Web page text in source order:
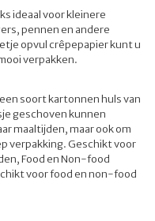
ideaal voor kleinere
pennen en andere
opvul crêpepapier kunt u
verpakken.
soort kartonnen huls van
geschoven kunnen
maaltijden, maar ook om
verpakking. Geschikt voor
Food en Non-food
voor food en non-food